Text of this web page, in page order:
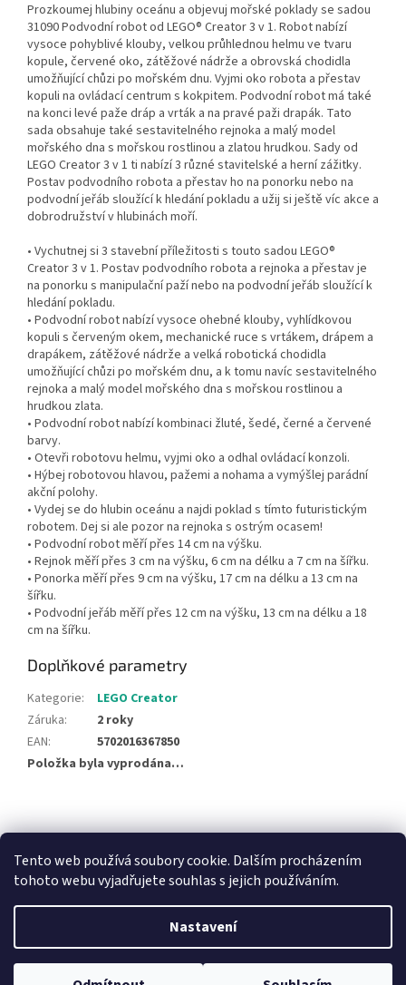
Tento web používá soubory cookie. Dalším procházením
tohoto webu vyjadřujete souhlas s jejich používáním.
Nastavení
Prozkoumej hlubiny oceánu a objevuj mořské poklady se sadou
31090 Podvodní robot od LEGO® Creator 3 v 1. Robot nabízí
vysoce pohyblivé klouby, velkou průhlednou helmu ve tvaru
kopule, červené oko, zátěžové nádrže a obrovská chodidla
umožňující chůzi po mořském dnu. Vyjmi oko robota a přestav
kopuli na ovládací centrum s kokpitem. Podvodní robot má také
na konci levé paže dráp a vrták a na pravé paži drapák. Tato
sada obsahuje také sestavitelného rejnoka a malý model
mořského dna s mořskou rostlinou a zlatou hrudkou. Sady od
LEGO Creator 3 v 1 ti nabízí 3 různé stavitelské a herní zážitky.
Postav podvodního robota a přestav ho na ponorku nebo na
podvodní jeřáb sloužící k hledání pokladu a užij si ještě víc akce a
dobrodružství v hlubinách moří.
• Vychutnej si 3 stavební příležitosti s touto sadou LEGO®
Creator 3 v 1. Postav podvodního robota a rejnoka a přestav je
na ponorku s manipulační paží nebo na podvodní jeřáb sloužící k
hledání pokladu.
• Podvodní robot nabízí vysoce ohebné klouby, vyhlídkovou
kopuli s červeným okem, mechanické ruce s vrtákem, drápem a
drapákem, zátěžové nádrže a velká robotická chodidla
umožňující chůzi po mořském dnu, a k tomu navíc sestavitelného
rejnoka a malý model mořského dna s mořskou rostlinou a
hrudkou zlata.
• Podvodní robot nabízí kombinaci žluté, šedé, černé a červené
barvy.
• Otevři robotovu helmu, vyjmi oko a odhal ovládací konzoli.
• Hýbej robotovou hlavou, pažemi a nohama a vymýšlej parádní
akční polohy.
• Vydej se do hlubin oceánu a najdi poklad s tímto futuristickým
robotem. Dej si ale pozor na rejnoka s ostrým ocasem!
• Podvodní robot měří přes 14 cm na výšku.
• Rejnok měří přes 3 cm na výšku, 6 cm na délku a 7 cm na šířku.
• Ponorka měří přes 9 cm na výšku, 17 cm na délku a 13 cm na
šířku.
• Podvodní jeřáb měří přes 12 cm na výšku, 13 cm na délku a 18
cm na šířku.
Doplňkové parametry
Kategorie:
LEGO Creator
Záruka:
2 roky
EAN:
5702016367850
Položka byla vyprodána…
á
Vytvořil Shoptet